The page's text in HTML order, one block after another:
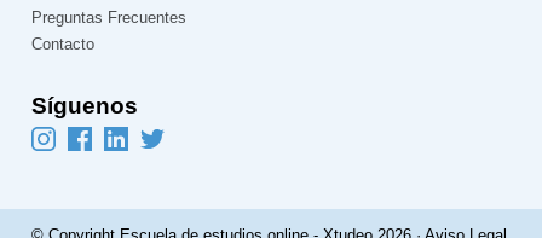
Preguntas Frecuentes
Contacto
Síguenos